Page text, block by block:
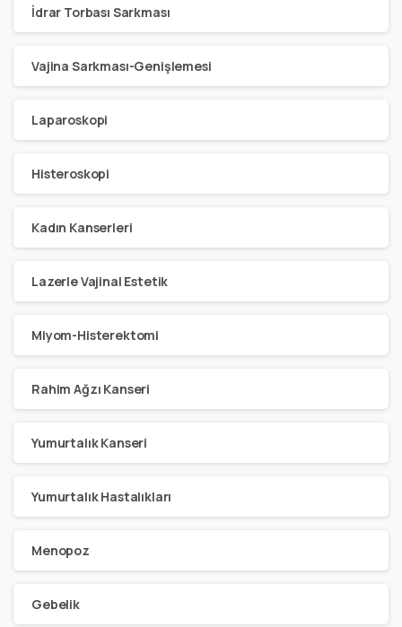
İdrar Torbası Sarkması
Vajina Sarkması-Genişlemesi
Laparoskopi
Histeroskopi
Kadın Kanserleri
Lazerle Vajinal Estetik
Miyom-Histerektomi
Rahim Ağzı Kanseri
Yumurtalık Kanseri
Yumurtalık Hastalıkları
Menopoz
Gebelik